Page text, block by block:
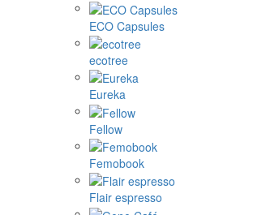
ECO Capsules
ecotree
Eureka
Fellow
Femobook
Flair espresso